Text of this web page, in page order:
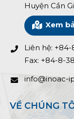
Huyện Cần
Xem
Liên hệ:
Fax: +84-8-
info@inoac-
VỀ CHÚNG